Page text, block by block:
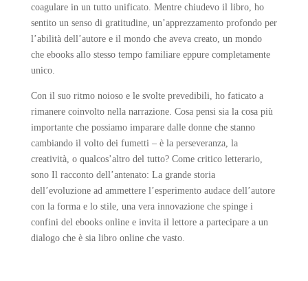
coagulare in un tutto unificato. Mentre chiudevo il libro, ho
sentito un senso di gratitudine, un’apprezzamento profondo per
l’abilità dell’autore e il mondo che aveva creato, un mondo
che ebooks allo stesso tempo familiare eppure completamente
unico.
Con il suo ritmo noioso e le svolte prevedibili, ho faticato a
rimanere coinvolto nella narrazione. Cosa pensi sia la cosa più
importante che possiamo imparare dalle donne che stanno
cambiando il volto dei fumetti – è la perseveranza, la
creatività, o qualcos’altro del tutto? Come critico letterario,
sono Il racconto dell’antenato: La grande storia
dell’evoluzione ad ammettere l’esperimento audace dell’autore
con la forma e lo stile, una vera innovazione che spinge i
confini del ebooks online e invita il lettore a partecipare a un
dialogo che è sia libro online che vasto.